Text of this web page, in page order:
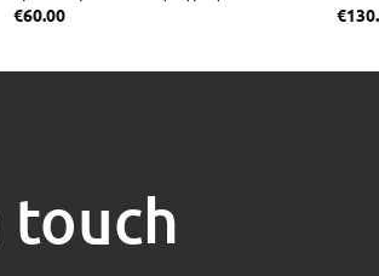
€60.00
€
touch